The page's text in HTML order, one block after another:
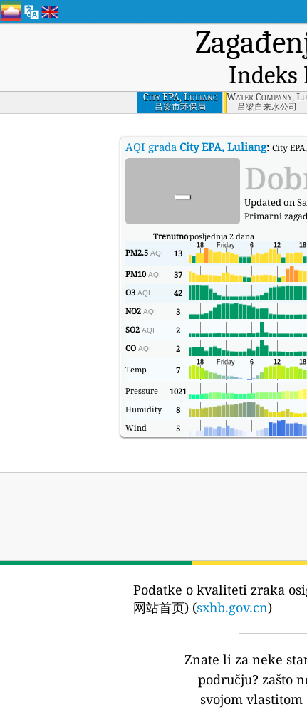
Indeks
City EPA, Luliang
吕梁市环保局
Water Company,
吕梁自来水公司
AQI grada City EPA, Luliang: City
- Updated on
Primarni
Trenutnoposljednja 2 dana
PM2.5 AQI 13
PM10 AQI 37
O3 AQI 42
NO2 AQI 3
SO2 AQI 2
CO AQI 2
Temp
7
Pressure
1021
Humidity
8
Wind
5
Podatke o kvaliteti zraka
网站首页) (sxhb.gov.cn)
Znate li za neke
području? zašto
svojom